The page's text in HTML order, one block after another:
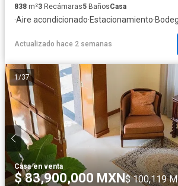
838 m²3 Recámaras5 BañosCasa
·Aire acondicionado·Estacionamiento·
Actualizado hace 2 semanas
1/37
Casa·en venta
$ 83,900,000 MXN$ 100,119